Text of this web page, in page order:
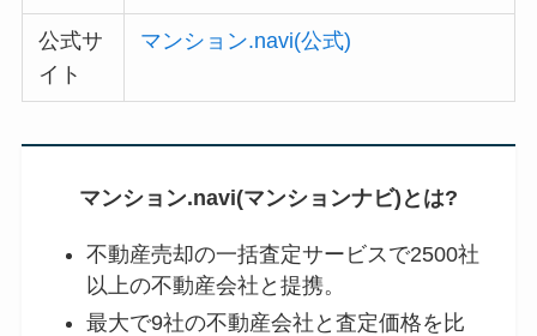
公式サ
イト
マンション.navi(公式)
マンション.navi(マンションナビ)とは?
不動産売却の一括査定サービスで2500社
以上の不動産会社と提携。
最大で9社の不動産会社と査定価格を比